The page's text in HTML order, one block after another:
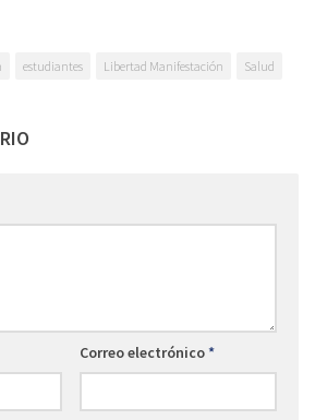
estudiantes Libertad Manifestación Salud
Correo electrónico*